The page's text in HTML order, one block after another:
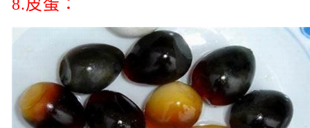
8.皮蛋：